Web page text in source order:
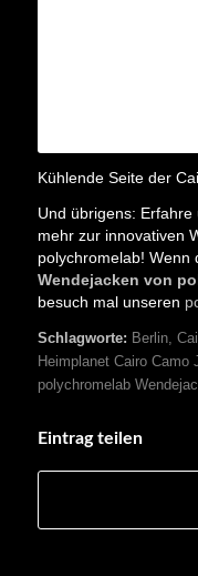
Kühlende Seite der
Und übrigens:
mehr zur innovativen
polychromelab! Wenn
Wendejacken von
besuch mal unseren
Schlagworte: Berlin,
Heimplanet Cairo Camo
polychromelab
Eintrag teilen